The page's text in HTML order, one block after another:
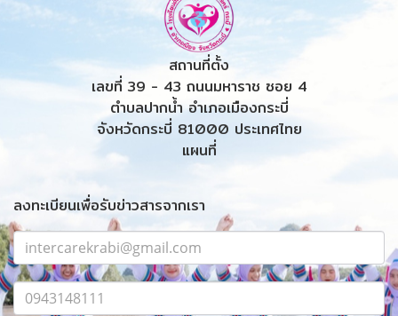
สถานที่ตั้ง
เลขที่ 39 - 43 ถนนมหาราช ซอย 4
ตำบลปากน้ำ อำเภอเมืองกระบี่
จังหวัดกระบี่ 81000 ประเทศไทย
แผนที่
ลงทะเบียนเพื่อรับข่าวสารจากเรา